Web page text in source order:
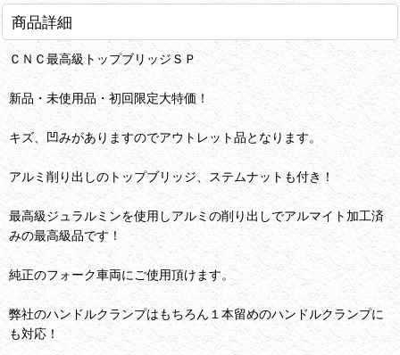
商品詳細
ＣＮＣ最高級トップブリッジＳＰ
新品・未使用品・初回限定大特価！
キズ、凹みがありますのでアウトレット品となります。
アルミ削り出しのトップブリッジ、ステムナットも付き！
最高級ジュラルミンを使用しアルミの削り出しでアルマイト加工済
みの最高級品です！
純正のフォーク車両にご使用頂けます。
弊社のハンドルクランプはもちろん１本留めのハンドルクランプに
も対応！